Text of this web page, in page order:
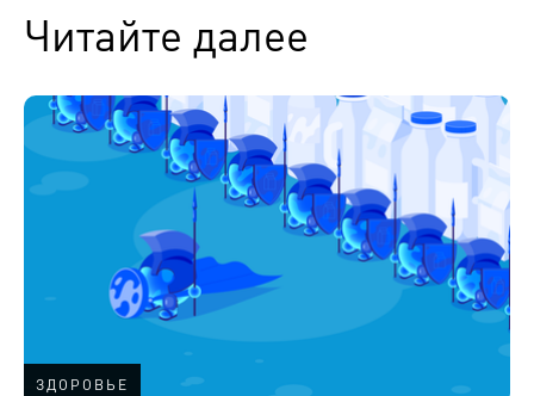
Читайте далее
ЗДОРОВЬЕ